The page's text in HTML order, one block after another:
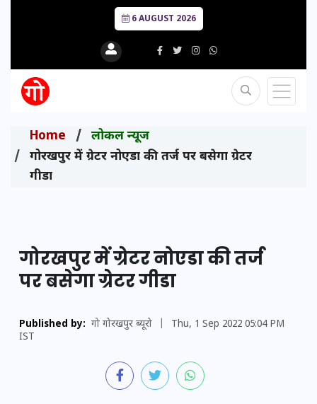
6 AUGUST 2026
Home
लोकल न्यूज
गोरखपुर में ग्रेटर नोएडा की तर्ज पर बसेगा ग्रेटर
गीडा
गोरखपुर में ग्रेटर नोएडा की तर्ज
पर बसेगा ग्रेटर गीडा
Published by: गो गोरखपुर ब्यूरो
Thu, 1 Sep 2022 05:04 PM
IST